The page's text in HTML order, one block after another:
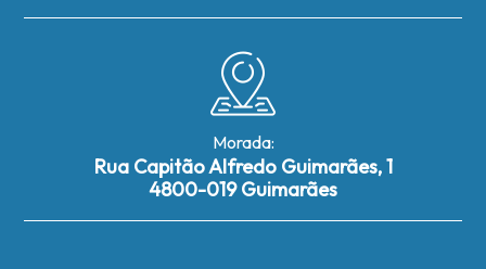
Morada:
Rua Capitão Alfredo Guimarães, 1
4800-019 Guimarães